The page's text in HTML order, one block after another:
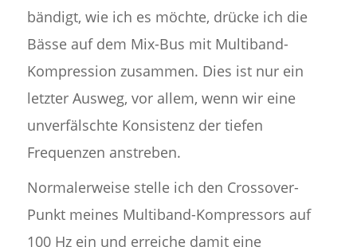
bändigt, wie ich es möchte, drücke ich die
Bässe auf dem Mix-Bus mit Multiband-
Kompression zusammen. Dies ist nur ein
letzter Ausweg, vor allem, wenn wir eine
unverfälschte Konsistenz der tiefen
Frequenzen anstreben.
Normalerweise stelle ich den Crossover-
Punkt meines Multiband-Kompressors auf
100 Hz ein und erreiche damit eine